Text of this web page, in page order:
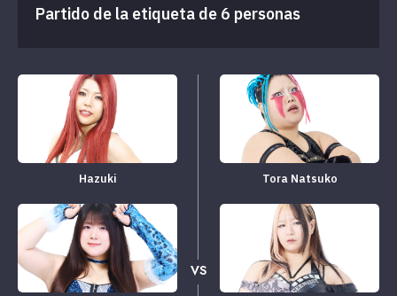
Partido de la etiqueta de 6 personas
Hazuki
VS
Tora Natsuko